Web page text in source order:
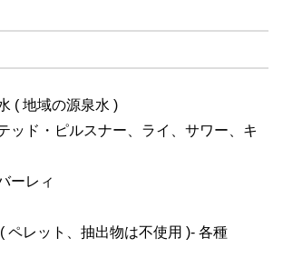
( 地域の源泉水 )
ッド・ピルスナー、ライ、サワー、キ
ーレィ
ペレット、抽出物は不使用 )- 各種